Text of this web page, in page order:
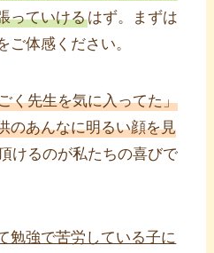
っていけるはず。まずは
ご体感ください。
く先生を気に入ってた」
のあんなに明るい顔を見
けるのが私たちの喜びで
勉強で苦労している子に